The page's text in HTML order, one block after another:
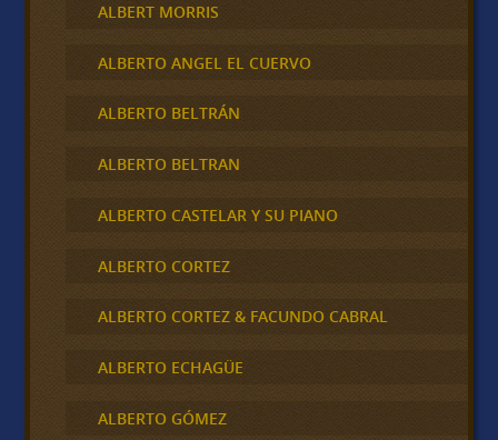
ALBERT MORRIS
ALBERTO ANGEL EL CUERVO
ALBERTO BELTRÁN
ALBERTO BELTRAN
ALBERTO CASTELAR Y SU PIANO
ALBERTO CORTEZ
ALBERTO CORTEZ & FACUNDO CABRAL
ALBERTO ECHAGÜE
ALBERTO GÓMEZ